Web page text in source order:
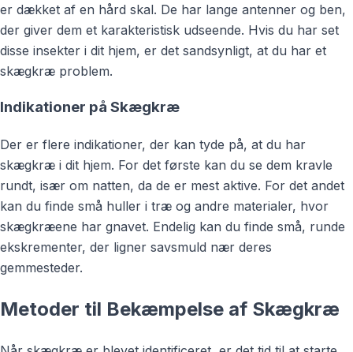
er dækket af en hård skal. De har lange antenner og ben,
der giver dem et karakteristisk udseende. Hvis du har set
disse insekter i dit hjem, er det sandsynligt, at du har et
skægkræ problem.
Indikationer på Skægkræ
Der er flere indikationer, der kan tyde på, at du har
skægkræ i dit hjem. For det første kan du se dem kravle
rundt, især om natten, da de er mest aktive. For det andet
kan du finde små huller i træ og andre materialer, hvor
skægkræene har gnavet. Endelig kan du finde små, runde
ekskrementer, der ligner savsmuld nær deres
gemmesteder.
Metoder til Bekæmpelse af Skægkræ